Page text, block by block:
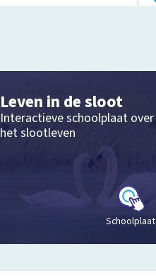
Leven in de sloot
Interactieve schoolplaat over
het slootleven
Schoolplaat